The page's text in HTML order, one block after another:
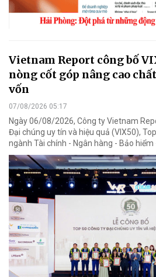
Vietnam Report công bố
nòng cốt góp nâng cao
vốn
07/08/2026 05:17
Ngày 06/08/2026, Công ty Vietnam
Đại chúng uy tín và hiệu quả (VIX50),
ngành Tài chính - Ngân hàng - Bảo hiểm